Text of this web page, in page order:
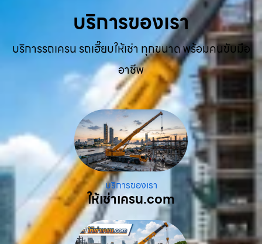
บริการของเรา
บริการรถเครน รถเฮี๊ยบให้เช่า ทุกขนาด พร้อมคนขับมือ
อาชีพ
บริการของเรา
ให้เช่าเครน.com